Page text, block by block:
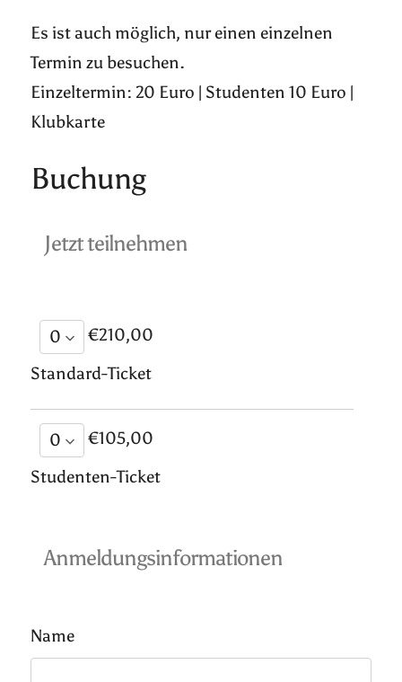
Es ist auch möglich, nur einen einzelnen
Termin zu besuchen.
Einzeltermin: 20 Euro | Studenten 10 Euro |
Klubkarte
Buchung
Jetzt teilnehmen
€210,00
Standard-Ticket
€105,00
Studenten-Ticket
Anmeldungsinformationen
Name